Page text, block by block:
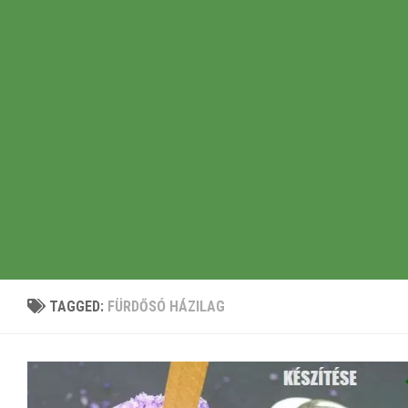
TAGGED: FÜRDŐSÓ HÁZILAG